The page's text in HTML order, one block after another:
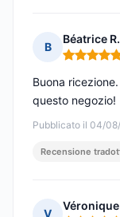
B
Béatrice R.
Nota: 5 su
Pubblicato il 04/
Buona
questo negozio!
Recensione
V
Véronique